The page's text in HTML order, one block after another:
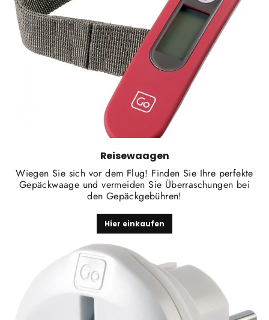
Reisewaagen
Wiegen Sie sich vor dem Flug! Finden Sie Ihre perfekte
Gepäckwaage und vermeiden Sie Überraschungen bei
den Gepäckgebühren!
Hier einkaufen